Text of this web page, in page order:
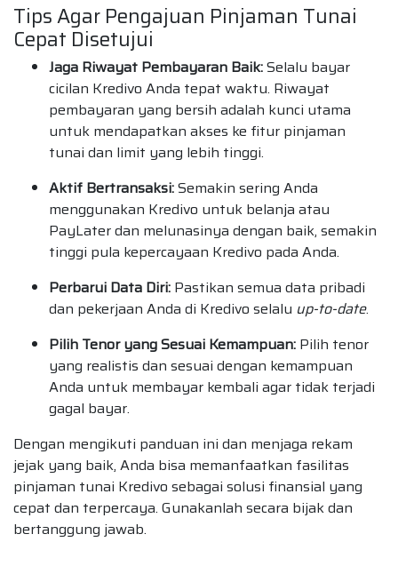
Tips Agar Pengajuan Pinjaman Tunai
Cepat Disetujui
Jaga Riwayat Pembayaran Baik:Selalu bayar
cicilan Kredivo Anda tepat waktu. Riwayat
pembayaran yang bersih adalah kunci utama
untuk mendapatkan akses ke fitur pinjaman
tunai dan limit yang lebih tinggi.
Aktif Bertransaksi:Semakin sering Anda
menggunakan Kredivo untuk belanja atau
PayLater dan melunasinya dengan baik, semakin
tinggi pula kepercayaan Kredivo pada Anda.
Perbarui Data Diri: Pastikan semua data pribadi
dan pekerjaan Anda di Kredivo selalu up-to-date.
Pilih Tenor yang Sesuai Kemampuan: Pilih tenor
yang realistis dan sesuai dengan kemampuan
Anda untuk membayar kembali agar tidak terjadi
gagal bayar.
Dengan mengikuti panduan ini dan menjaga rekam
jejak yang baik, Anda bisa memanfaatkan fasilitas
pinjaman tunai Kredivo sebagai solusi finansial yang
cepat dan terpercaya. Gunakanlah secara bijak dan
bertanggung jawab.